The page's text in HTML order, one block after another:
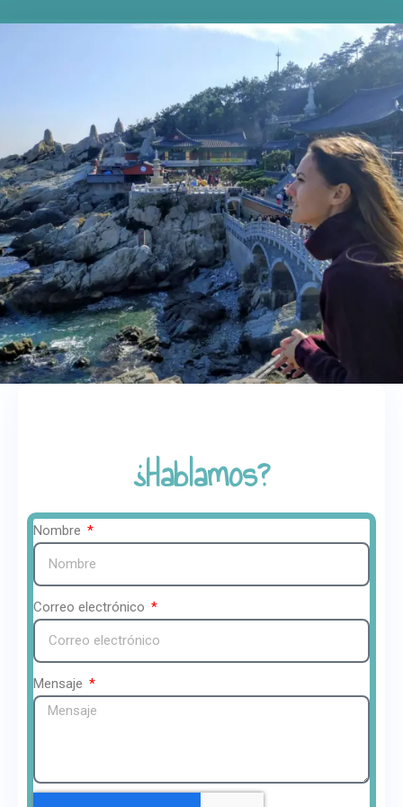
¿Hablamos?
Nombre
Correo electrónico
Mensaje